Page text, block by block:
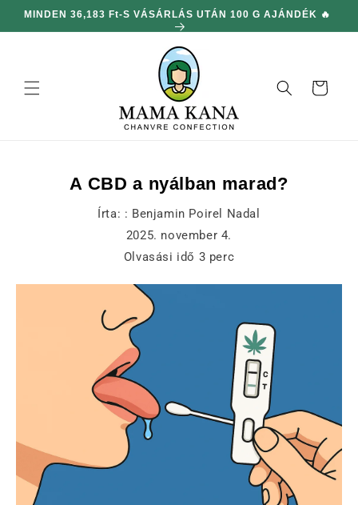
hagyni és
DUBBELTE MEGRENDELÉSEK AZ EGÉSZ WEBOLDALON
🎁
Kosár
A CBD a nyálban marad?
Írta: : Benjamin Poirel Nadal
2025. november 4.
Olvasási idő 3 perc